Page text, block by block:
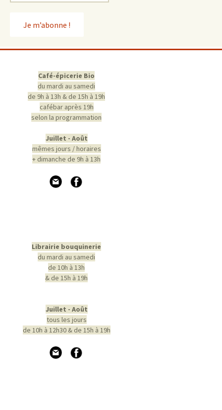
Café-épicerie Bio
du mardi au samedi
de 9h à 13h & de 15h à 19h
cafébar après 19h
selon la programmation
Juillet - Août
mêmes jours / horaires
+ dimanche de 9h à 13h
Librairie bouquinerie
du mardi au samedi
de 10h à 13h
& de 15h à 19h
Juillet - Août
tous les jours
de 10h à 12h30 & de 15h à 19h